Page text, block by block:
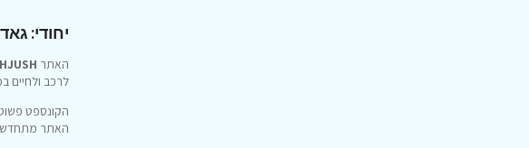
יחודי:
האתר HJUSH
לרכב ולחיים
הקונספט
האתר מתחדש